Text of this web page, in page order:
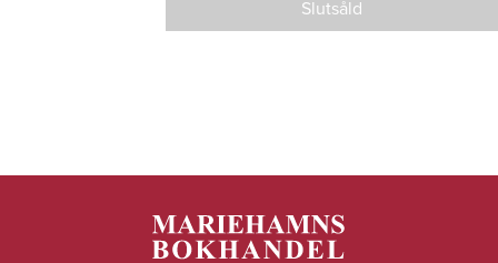
Slutsåld